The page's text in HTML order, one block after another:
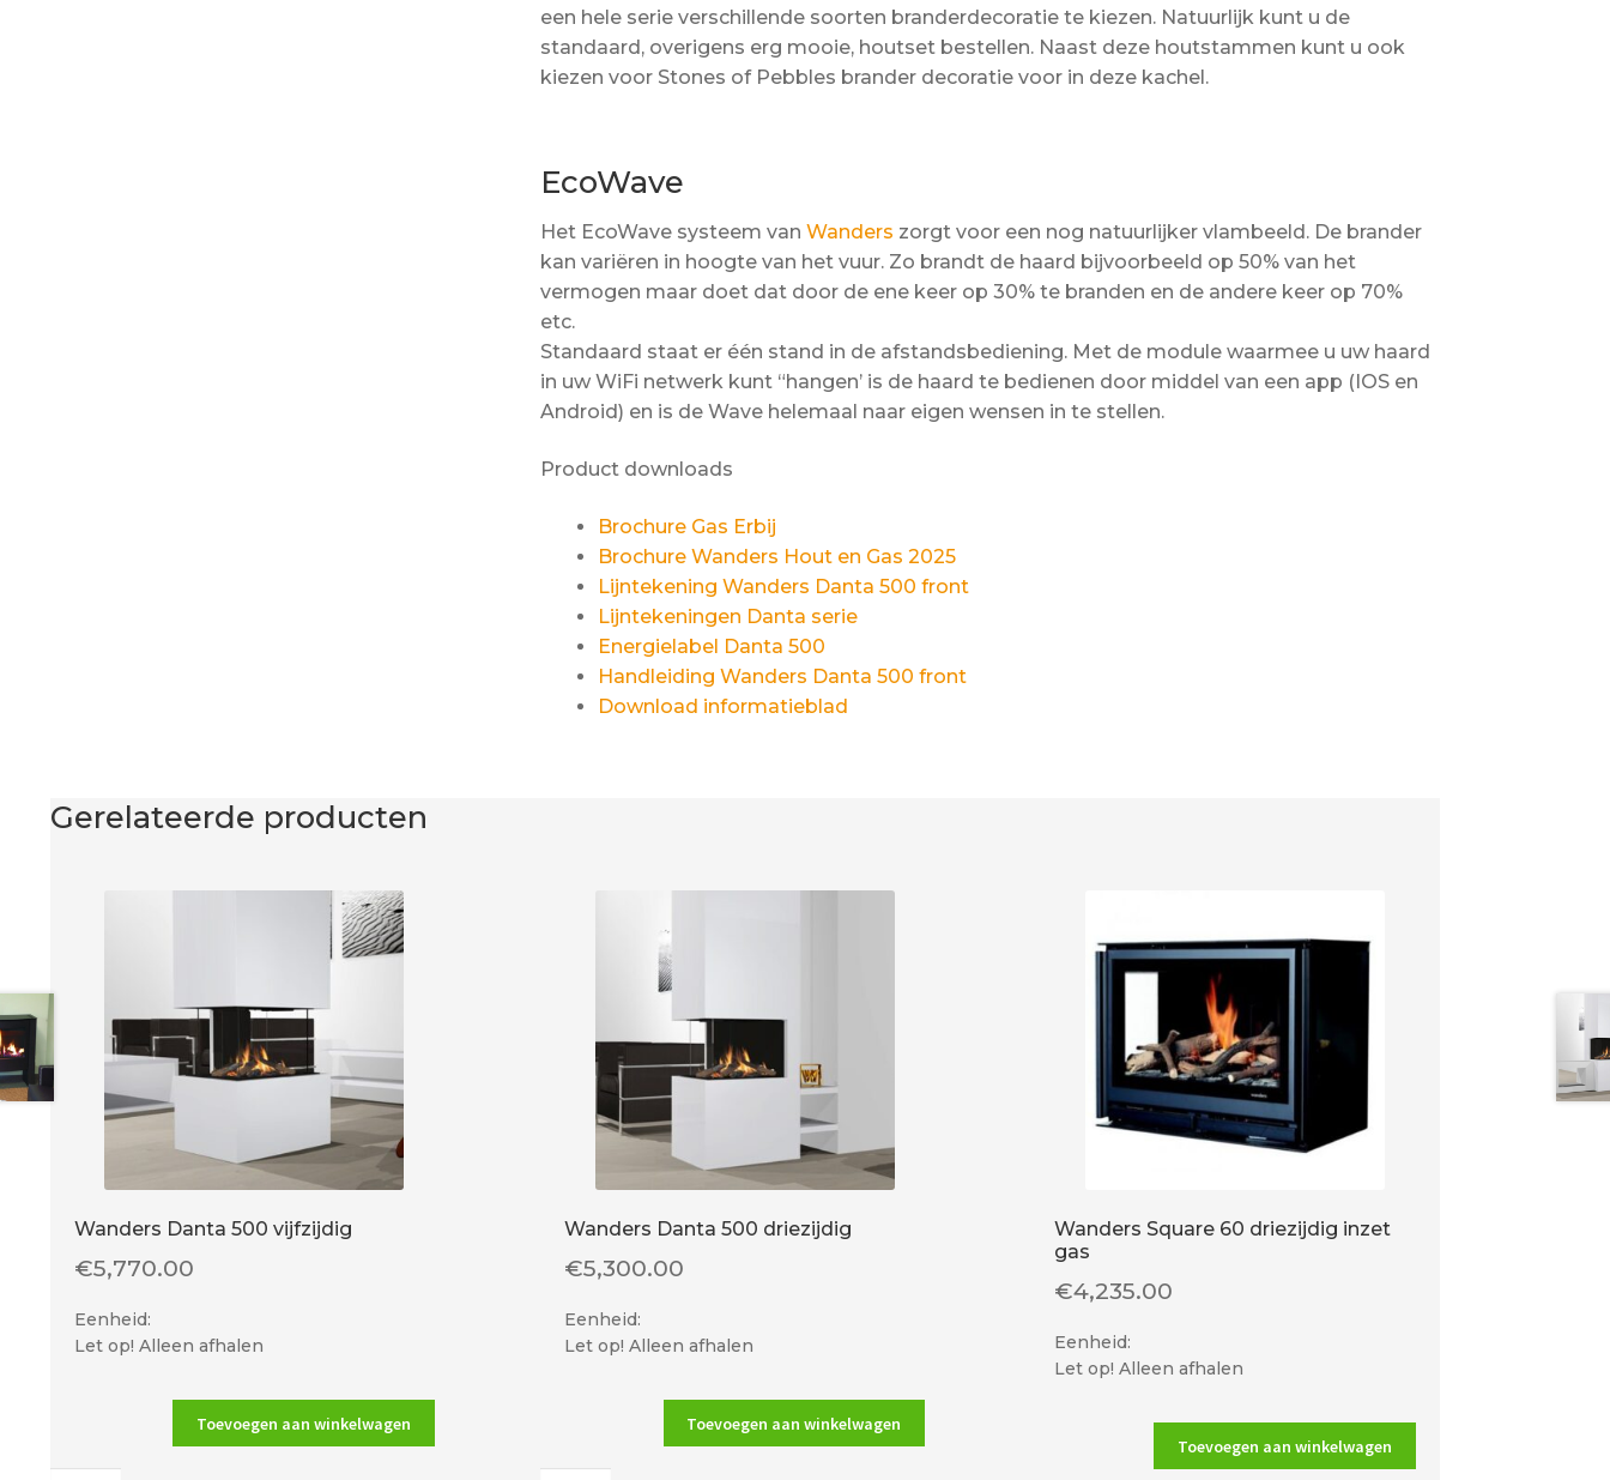
een hele serie verschillende soorten branderdecoratie te kiezen. Natuurlijk kunt u de
standaard, overigens erg mooie, houtset bestellen. Naast deze houtstammen kunt u ook
kiezen voor Stones of Pebbles brander decoratie voor in deze kachel.
EcoWave
Het EcoWave systeem van Wanders zorgt voor een nog natuurlijker vlambeeld. De brander
kan variëren in hoogte van het vuur. Zo brandt de haard bijvoorbeeld op 50% van het
vermogen maar doet dat door de ene keer op 30% te branden en de andere keer op 70%
etc.
Standaard staat er één stand in de afstandsbediening. Met de module waarmee u uw haard
in uw WiFi netwerk kunt “hangen’ is de haard te bedienen door middel van een app (IOS en
Android) en is de Wave helemaal naar eigen wensen in te stellen.
Product downloads
Brochure Gas Erbij
Brochure Wanders Hout en Gas 2025
Lijntekening Wanders Danta 500 front
Lijntekeningen Danta serie
Energielabel Danta 500
Handleiding Wanders Danta 500 front
Download informatieblad
Gerelateerde producten
Wanders Danta 500 vijfzijdig
€5,770.00
Eenheid:
Let op! Alleen afhalen
Toevoegen aan winkelwagen
Wanders Danta 500 driezijdig
€5,300.00
Eenheid:
Let op! Alleen afhalen
Toevoegen aan winkelwagen
Wanders Square 60 driezijdig inzet
gas
€4,235.00
Eenheid:
Let op! Alleen afhalen
Toevoegen aan winkelwagen